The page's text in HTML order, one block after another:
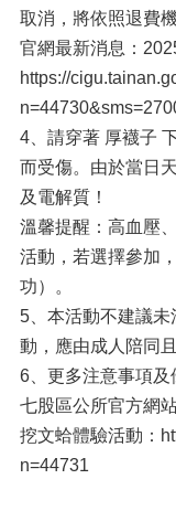
取消，將依照退費
官網最新消息：
https://
4、請穿著 厚襪子
而受傷。由於當日
及電解質！
溫馨提醒：高血壓
活動，若選擇參加
功）。
5、本活動不建議
動，應由成人陪同
6、更多注意事項及
七股區公所官方網
挖文蛤體驗活動：
n=44731